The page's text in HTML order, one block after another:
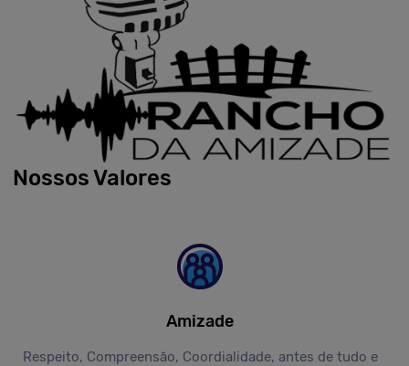
Nossos Valores
Amizade
Respeito, Compreensão, Coordialidade, antes de tudo e